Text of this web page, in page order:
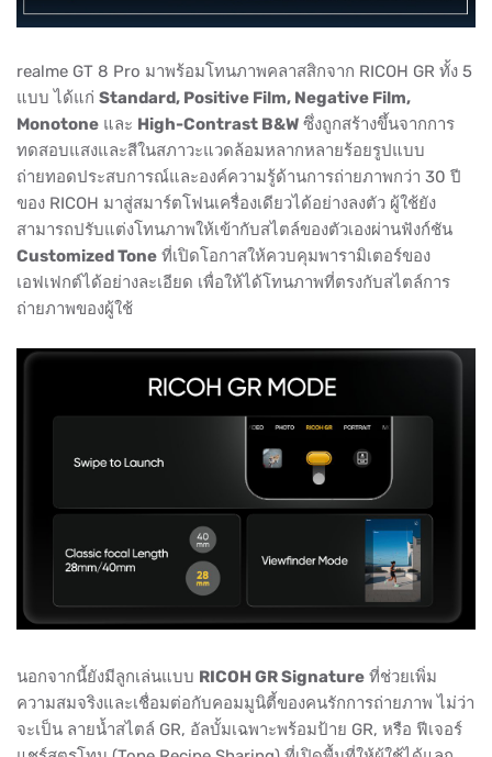
realme GT 8 Pro มาพร้อมโทนภาพคลาสสิกจาก RICOH GR ทั้ง 5
แบบ ได้แก่ Standard, Positive Film, Negative Film,
Monotone และ High-Contrast B&W ซึ่งถูกสร้างขึ้นจากการ
ทดสอบแสงและสีในสภาวะแวดล้อมหลากหลายร้อยรูปแบบ
ถ่ายทอดประสบการณ์และองค์ความรู้ด้านการถ่ายภาพกว่า 30 ปี
ของ RICOH มาสู่สมาร์ตโฟนเครื่องเดียวได้อย่างลงตัว ผู้ใช้ยัง
สามารถปรับแต่งโทนภาพให้เข้ากับสไตล์ของตัวเองผ่านฟังก์ชัน
Customized Tone ที่เปิดโอกาสให้ควบคุมพารามิเตอร์ของ
เอฟเฟกต์ได้อย่างละเอียด เพื่อให้ได้โทนภาพที่ตรงกับสไตล์การ
ถ่ายภาพของผู้ใช้
นอกจากนี้ยังมีลูกเล่นแบบ RICOH GR Signature ที่ช่วยเพิ่ม
ความสมจริงและเชื่อมต่อกับคอมมูนิตี้ของคนรักการถ่ายภาพ ไม่ว่า
จะเป็น ลายน้ำสไตล์ GR, อัลบั้มเฉพาะพร้อมป้าย GR, หรือ ฟีเจอร์